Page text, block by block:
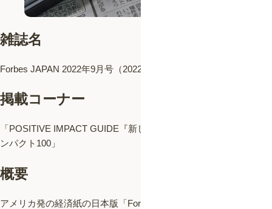
雑誌名
Forbes JAPAN 2022年9月号（2022/7/25発売）
掲載コーナー
「POSITIVE IMPACT GUIDE『新しい主役』が世界に実装する イ
ンパクト100」
概要
アメリカ発の経済紙の日本版「Forbes Japan」に、株式会社バイ